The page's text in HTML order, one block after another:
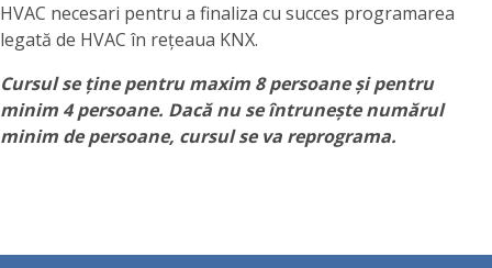
HVAC necesari pentru a finaliza cu succes programarea
legată de HVAC în rețeaua KNX.
Cursul se ține pentru maxim 8 persoane și pentru
minim 4 persoane. Dacă nu se întrunește numărul
minim de persoane, cursul se va reprograma.